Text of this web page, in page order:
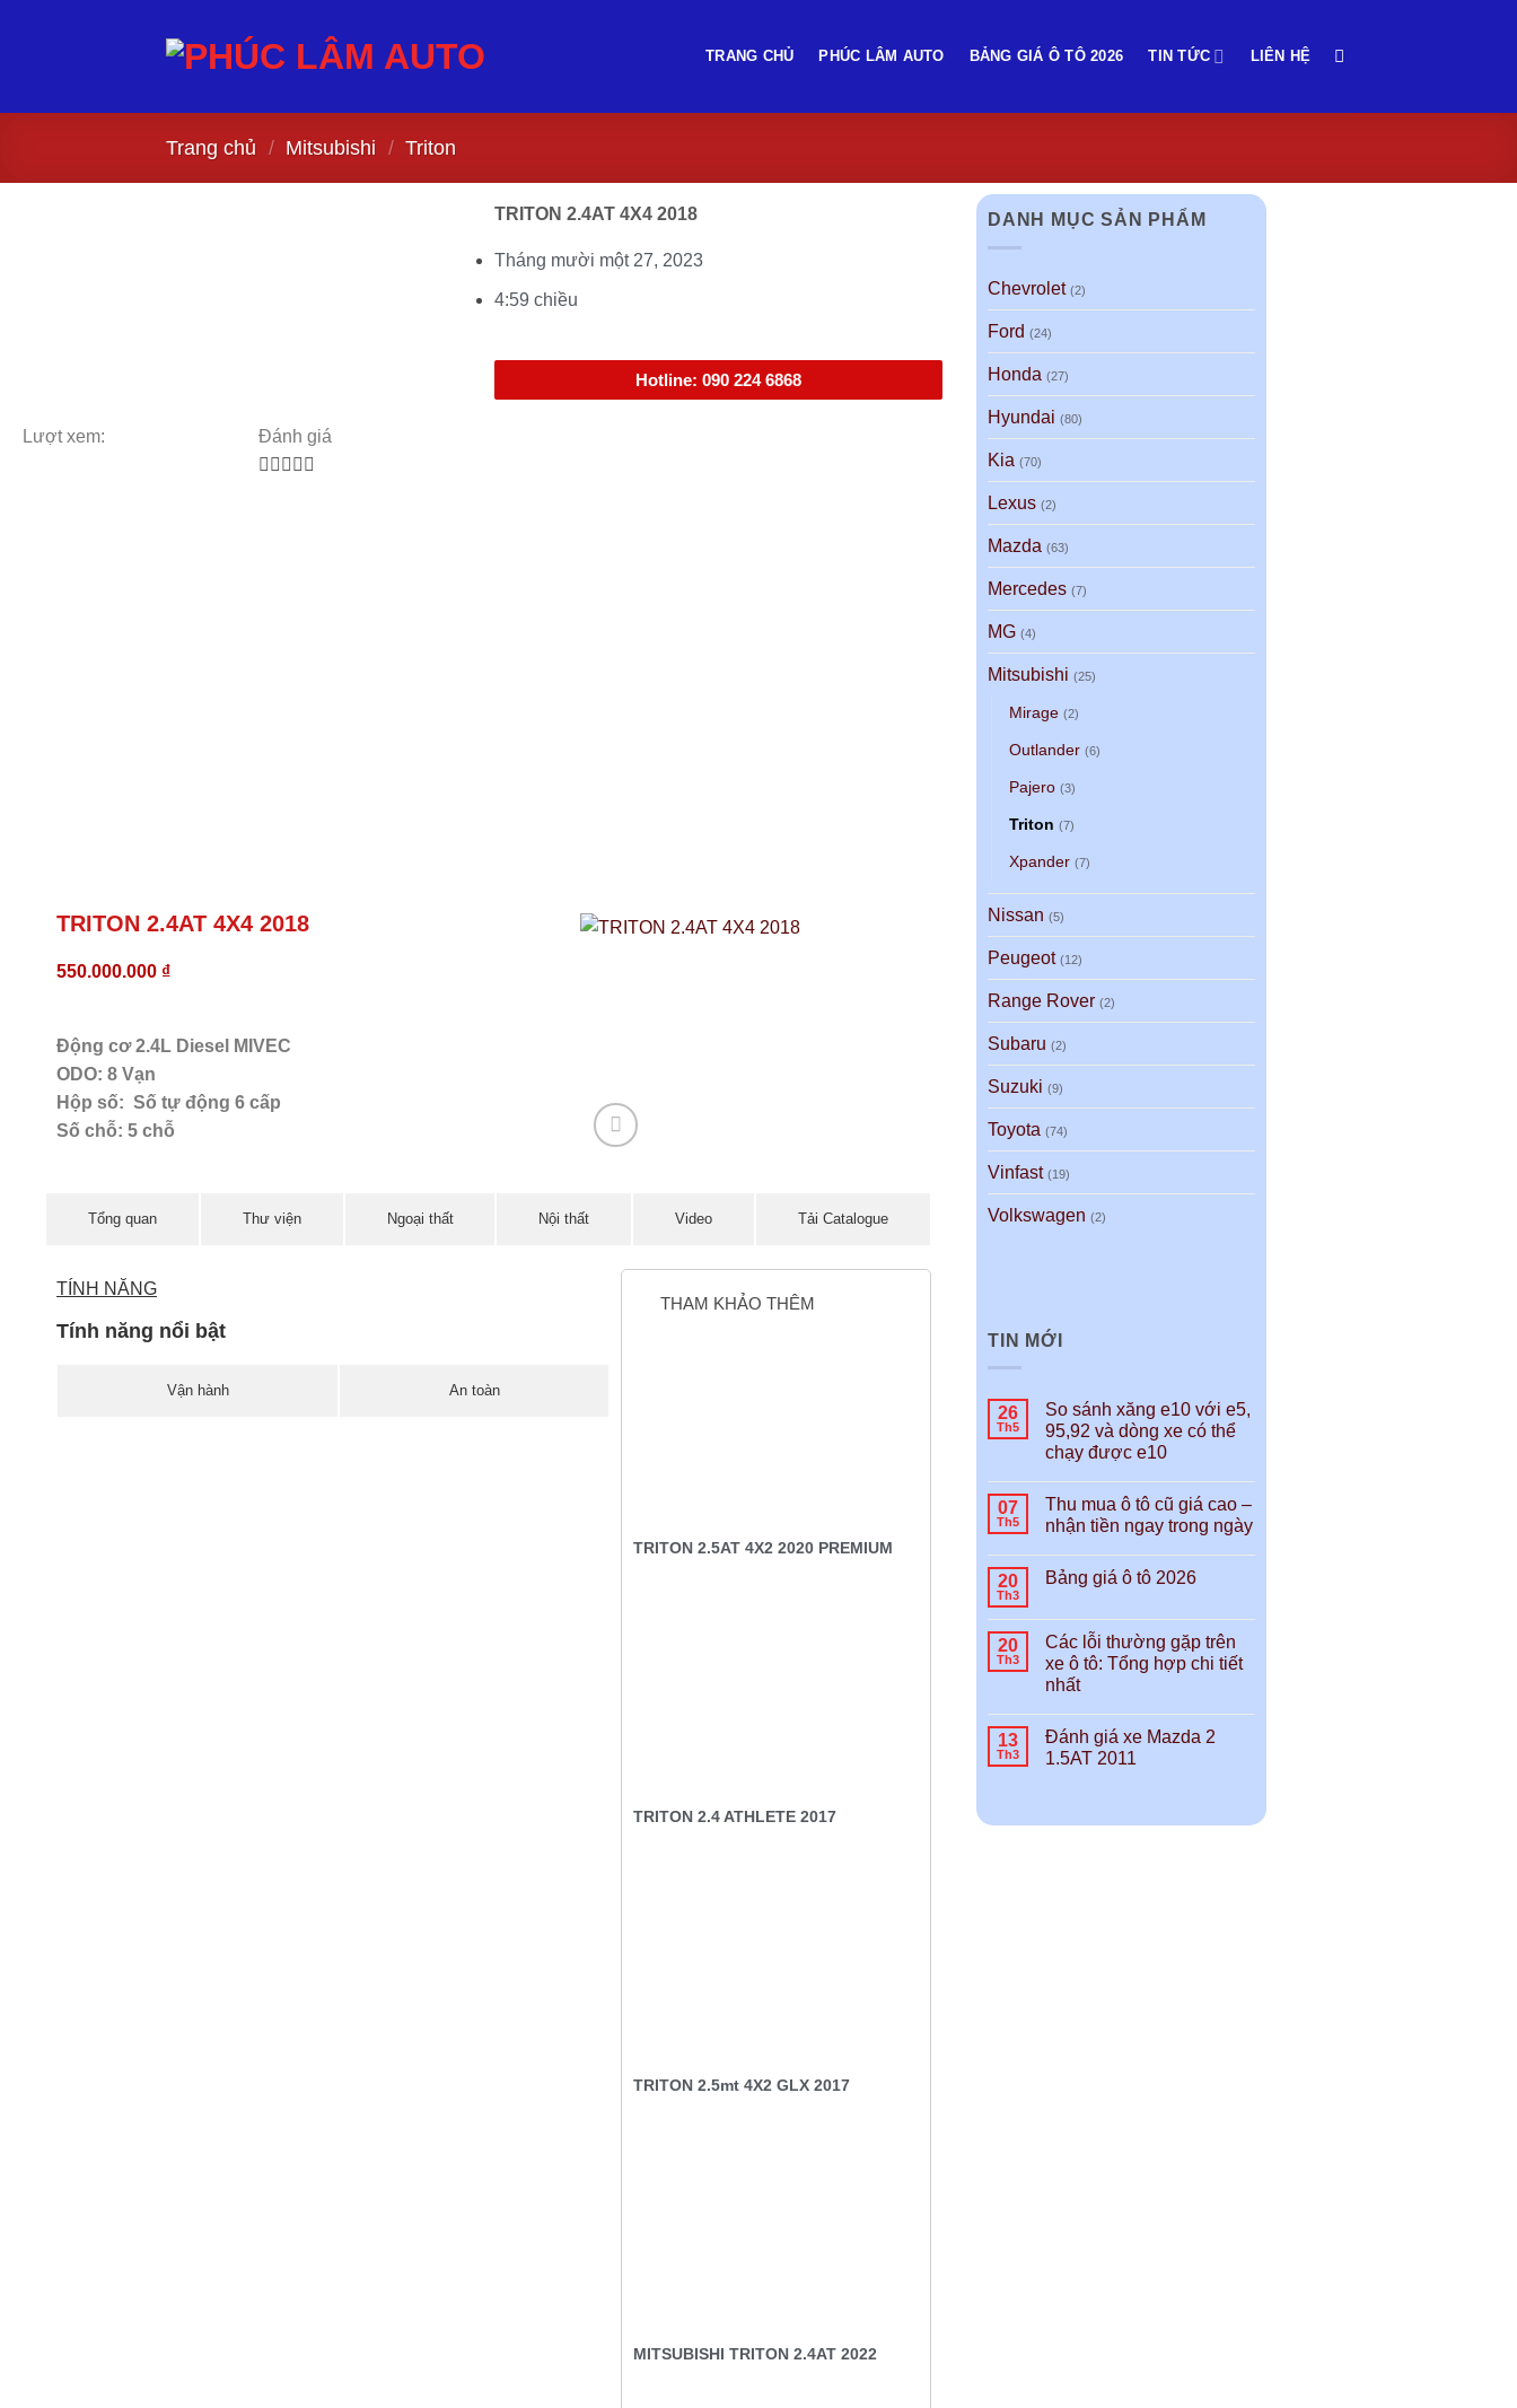
TRANG CHỦ PHÚC LÂM AUTO BẢNG GIÁ Ô TÔ 2026 TIN TỨC LIÊN HỆ
Trang chủ / Mitsubishi / Triton
TRITON 2.4AT 4X4 2018
Tháng mười một 27, 2023
4:59 chiều
Hotline: 090 224 6868
Lượt xem:
Đánh giá
    
TRITON 2.4AT 4X4 2018
550.000.000 ₫
Động cơ 2.4L Diesel MIVEC
ODO: 8 Vạn
Hộp số: Số tự động 6 cấp
Số chỗ: 5 chỗ
Tổng quan Thư viện Ngoại thất Nội thất Video Tải Catalogue
TÍNH NĂNG
Tính năng nổi bật
Vận hành An toàn
THAM KHẢO THÊM
TRITON 2.5AT 4X2 2020 PREMIUM
TRITON 2.4 ATHLETE 2017
TRITON 2.5mt 4X2 GLX 2017
MITSUBISHI TRITON 2.4AT 2022
DANH MỤC SẢN PHẨM
Chevrolet (2)
Ford (24)
Honda (27)
Hyundai (80)
Kia (70)
Lexus (2)
Mazda (63)
Mercedes (7)
MG (4)
Mitsubishi (25)
Mirage (2)
Outlander (6)
Pajero (3)
Triton (7)
Xpander (7)
Nissan (5)
Peugeot (12)
Range Rover (2)
Subaru (2)
Suzuki (9)
Toyota (74)
Vinfast (19)
Volkswagen (2)
TIN MỚI
26
Th5
So sánh xăng e10 với e5,
95,92 và dòng xe có thể
chạy được e10
07
Th5
Thu mua ô tô cũ giá cao –
nhận tiền ngay trong ngày
20
Th3
Bảng giá ô tô 2026
20
Th3
Các lỗi thường gặp trên
xe ô tô: Tổng hợp chi tiết
nhất
13
Th3
Đánh giá xe Mazda 2
1.5AT 2011